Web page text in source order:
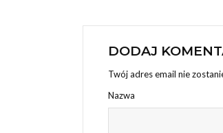
DODAJ
Twój adres email nie
Nazwa